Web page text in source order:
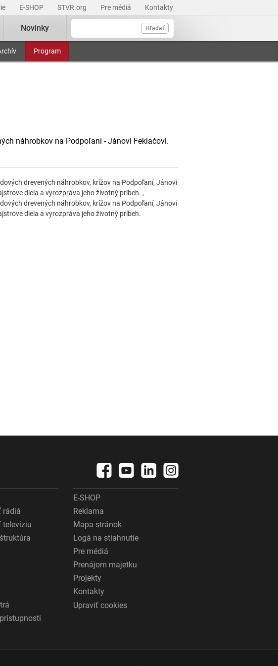
E-SHOP STVR.org Pre médiá Kontakty
Hľadať
Program
Novinky
náhrobkov na Podpoľaní - Jánovi Fekiačovi.
drevených náhrobkov, krížov na Podpoľaní, Jánovi
diela a vyrozpráva jeho životný príbeh. ,
drevených náhrobkov, krížov na Podpoľaní, Jánovi
diela a vyrozpráva jeho životný príbeh.
rádiá
televíziu
E-SHOP
Reklama
Mapa stránok
Logá na stiahnutie
Pre médiá
Prenájom majetku
Projekty
Kontakty
Upraviť cookies